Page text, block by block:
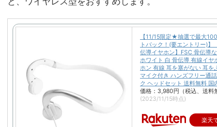
【11/15限定★抽選で最大
トバック！(要エントリー)】
伝導イヤホン】FSC 骨伝導
ホワイト 白 骨伝導 有線イヤ
ホン 有線 耳を塞がない 耳を
マイク付き ハンズフリー通
ク ヘッドセット 送料無料 国
価格：3,980円（税込、送料
(2023/11/15時点)
楽天